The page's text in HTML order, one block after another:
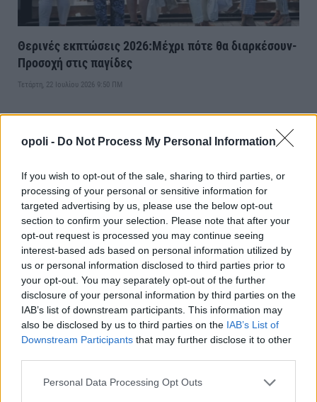
opoli - Do Not Process My Personal Information
If you wish to opt-out of the sale, sharing to third parties, or
processing of your personal or sensitive information for
targeted advertising by us, please use the below opt-out
section to confirm your selection. Please note that after your
opt-out request is processed you may continue seeing
interest-based ads based on personal information utilized by
us or personal information disclosed to third parties prior to
your opt-out. You may separately opt-out of the further
disclosure of your personal information by third parties on the
IAB’s list of downstream participants. This information may
also be disclosed by us to third parties on the IAB’s List of
Downstream Participants that may further disclose it to other
Personal Data Processing Opt Outs
Θερινές εκπτώσεις 2026:Μέχρι πότε θα διαρκέσουν-
Προσοχή στις παγίδες
Τετάρτη, 22 Ιουλίου 2026 9:50 ΠΜ